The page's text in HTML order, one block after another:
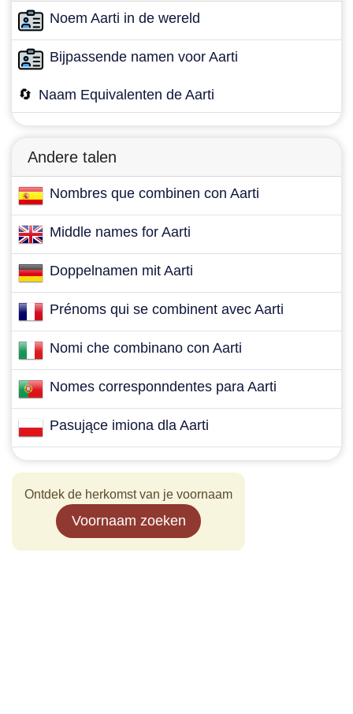
Noem Aarti in de wereld
Bijpassende namen voor Aarti
🔄 Naam Equivalenten de Aarti
Andere talen
Nombres que combinen con Aarti
Middle names for Aarti
Doppelnamen mit Aarti
Prénoms qui se combinent avec Aarti
Nomi che combinano con Aarti
Nomes corresponndentes para Aarti
Pasujące imiona dla Aarti
Ontdek de herkomst van je voornaam
Voornaam zoeken